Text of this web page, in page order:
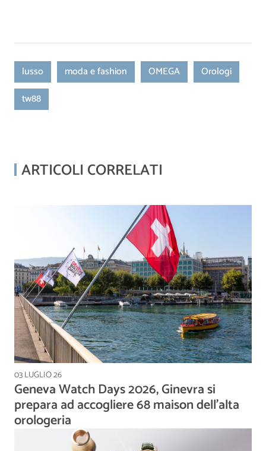
lusso moda e fashion OMEGA
Orologi
tw88
ARTICOLI CORRELATI
03 LUGLIO 26
Geneva Watch Days 2026, Ginevra si
prepara ad accogliere 68 maison dell'alta
orologeria